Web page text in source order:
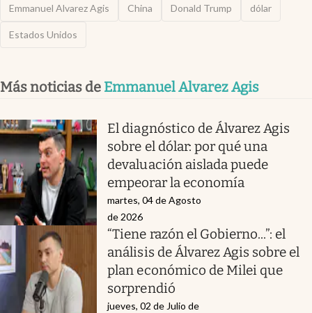
Emmanuel Alvarez Agis China Donald Trump dólar
Estados Unidos
Más noticias de Emmanuel Alvarez Agis
El diagnóstico de Álvarez Agis
sobre el dólar: por qué una
devaluación aislada puede
empeorar la economía
martes, 04 de Agosto
de 2026
“Tiene razón el Gobierno...”: el
análisis de Álvarez Agis sobre el
plan económico de Milei que
sorprendió
jueves, 02 de Julio de